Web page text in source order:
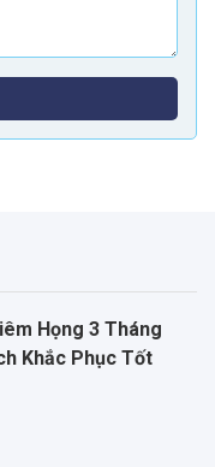
Họng 3 Tháng
Khắc Phục Tốt